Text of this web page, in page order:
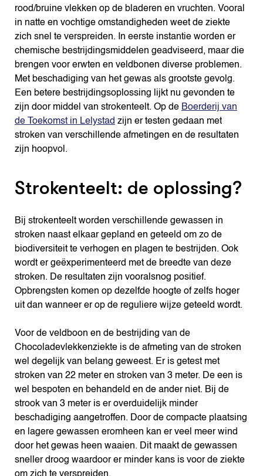
rood/bruine vlekken op de bladeren en vruchten. Vooral
in natte en vochtige omstandigheden weet de ziekte
zich snel te verspreiden. In eerste instantie worden er
chemische bestrijdingsmiddelen geadviseerd, maar die
brengen voor erwten en veldbonen diverse problemen.
Met beschadiging van het gewas als grootste gevolg.
Een betere bestrijdingsoplossing lijkt nu gevonden te
zijn door middel van strokenteelt. Op de Boerderij van
de Toekomst in Lelystad zijn er testen gedaan met
stroken van verschillende afmetingen en de resultaten
zijn hoopvol.
Strokenteelt: de oplossing?
Bij strokenteelt worden verschillende gewassen in
stroken naast elkaar gepland en geteeld om zo de
biodiversiteit te verhogen en plagen te bestrijden. Ook
wordt er geëxperimenteerd met de breedte van deze
stroken. De resultaten zijn vooralsnog positief.
Opbrengsten komen op dezelfde hoogte of zelfs hoger
uit dan wanneer er op de reguliere wijze geteeld wordt.
Voor de veldboon en de bestrijding van de
Chocoladevlekkenziekte is de afmeting van de stroken
wel degelijk van belang geweest. Er is getest met
stroken van 22 meter en stroken van 3 meter. De een is
wel bespoten en behandeld en de ander niet. Bij de
strook van 3 meter is er overduidelijk minder
beschadiging aangetroffen. Door de compacte plaatsing
en lagere gewassen eromheen kan er veel meer wind
door het gewas heen waaien. Dit maakt de gewassen
sneller droog waardoor er minder kans is voor de ziekte
om zich te verspreiden.